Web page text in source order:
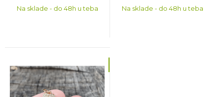
Na sklade - do 48h u teba Na sklade - do 48h u teba